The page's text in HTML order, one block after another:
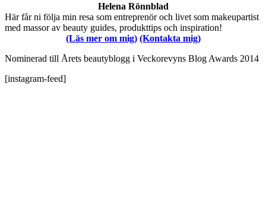
Helena Rönnblad
Här får ni följa min resa som entreprenör och livet som makeupartist
med massor av beauty guides, produkttips och inspiration!
(Läs mer om mig) (Kontakta mig)
Nominerad till Årets beautyblogg i Veckorevyns Blog Awards 2014
[instagram-feed]